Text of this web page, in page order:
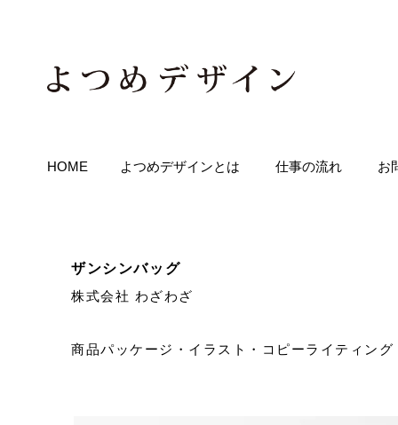
HOME よつめデザインとは 仕事の流れ お
ザンシンバッグ
株式会社 わざわざ
商品パッケージ・イラスト・コピーライティング